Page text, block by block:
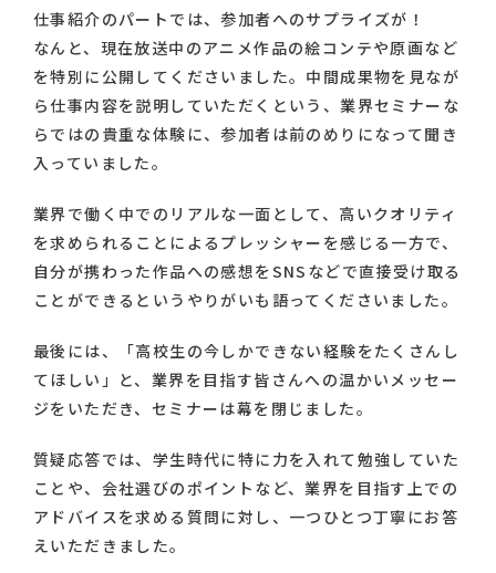
仕事紹介のパートでは、参加者へのサプライズが！
なんと、現在放送中のアニメ作品の絵コンテや原画など
を特別に公開してくださいました。中間成果物を見なが
ら仕事内容を説明していただくという、業界セミナーな
らではの貴重な体験に、参加者は前のめりになって聞き
入っていました。
業界で働く中でのリアルな一面として、高いクオリティ
を求められることによるプレッシャーを感じる一方で、
自分が携わった作品への感想をSNSなどで直接受け取る
ことができるというやりがいも語ってくださいました。
最後には、「高校生の今しかできない経験をたくさんし
てほしい」と、業界を目指す皆さんへの温かいメッセー
ジをいただき、セミナーは幕を閉じました。
質疑応答では、学生時代に特に力を入れて勉強していた
ことや、会社選びのポイントなど、業界を目指す上での
アドバイスを求める質問に対し、一つひとつ丁寧にお答
えいただきました。